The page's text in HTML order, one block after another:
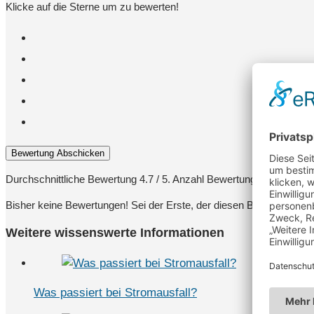
Klicke auf die Sterne um zu bewerten!
Bewertung Abschicken
Durchschnittliche Bewertung 4.7 / 5. Anzahl Bewertungen:23
Bisher keine Bewertungen! Sei der Erste, der diesen Beitrag
Weitere wissenswerte Informationen
Was passiert bei Stromausfall?